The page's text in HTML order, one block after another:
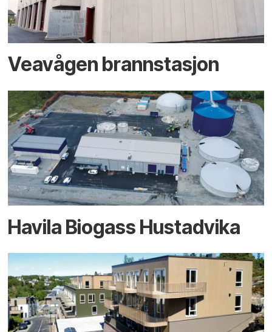
Veavågen brannstasjon
Havila Biogass Hustadvika